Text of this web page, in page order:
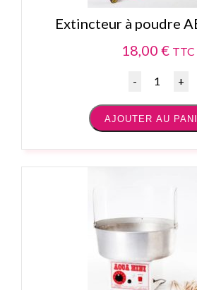
Extincteur à poudre
18,00 € TTC
Quantité
AJOUTER AU